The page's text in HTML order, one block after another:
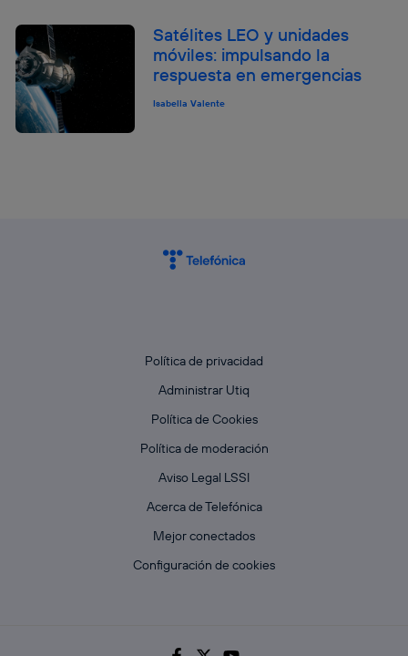
Satélites LEO y unidades
móviles: impulsando la
respuesta en emergencias
Isabella Valente
Política de privacidad
Administrar Utiq
Política de Cookies
Política de moderación
Aviso Legal LSSI
Acerca de Telefónica
Mejor conectados
Configuración de cookies